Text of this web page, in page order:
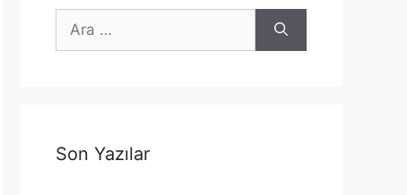
için
Son Yazılar